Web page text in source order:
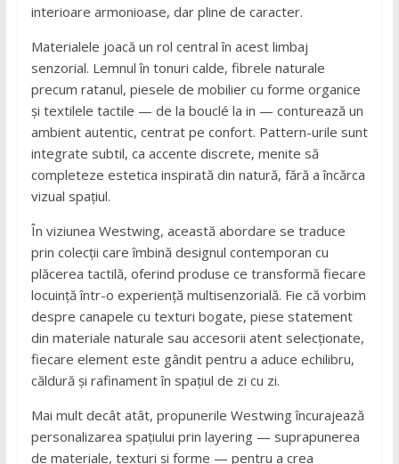
interioare armonioase, dar pline de caracter.
Materialele joacă un rol central în acest limbaj
senzorial. Lemnul în tonuri calde, fibrele naturale
precum ratanul, piesele de mobilier cu forme organice
și textilele tactile — de la bouclé la in — conturează un
ambient autentic, centrat pe confort. Pattern-urile sunt
integrate subtil, ca accente discrete, menite să
completeze estetica inspirată din natură, fără a încărca
vizual spațiul.
În viziunea Westwing, această abordare se traduce
prin colecții care îmbină designul contemporan cu
plăcerea tactilă, oferind produse ce transformă fiecare
locuință într-o experiență multisenzorială. Fie că vorbim
despre canapele cu texturi bogate, piese statement
din materiale naturale sau accesorii atent selecționate,
fiecare element este gândit pentru a aduce echilibru,
căldură și rafinament în spațiul de zi cu zi.
Mai mult decât atât, propunerile Westwing încurajează
personalizarea spațiului prin layering — suprapunerea
de materiale, texturi și forme — pentru a crea